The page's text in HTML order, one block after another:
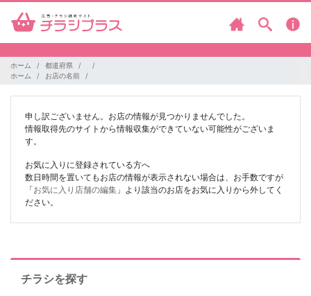
ホーム
都道府県
ホーム
お店の名前
申し訳ございません。お店の情報が見つかりませんでした。
情報取得先のサイトから情報収集ができていない可能性がございま
す。
お気に入りに登録されている方へ
数日時間を置いてもお店の情報が表示されない場合は、お手数ですが
「お気に入り店舗の編集 」より該当のお店をお気に入りから外してく
ださい。
チラシを探す